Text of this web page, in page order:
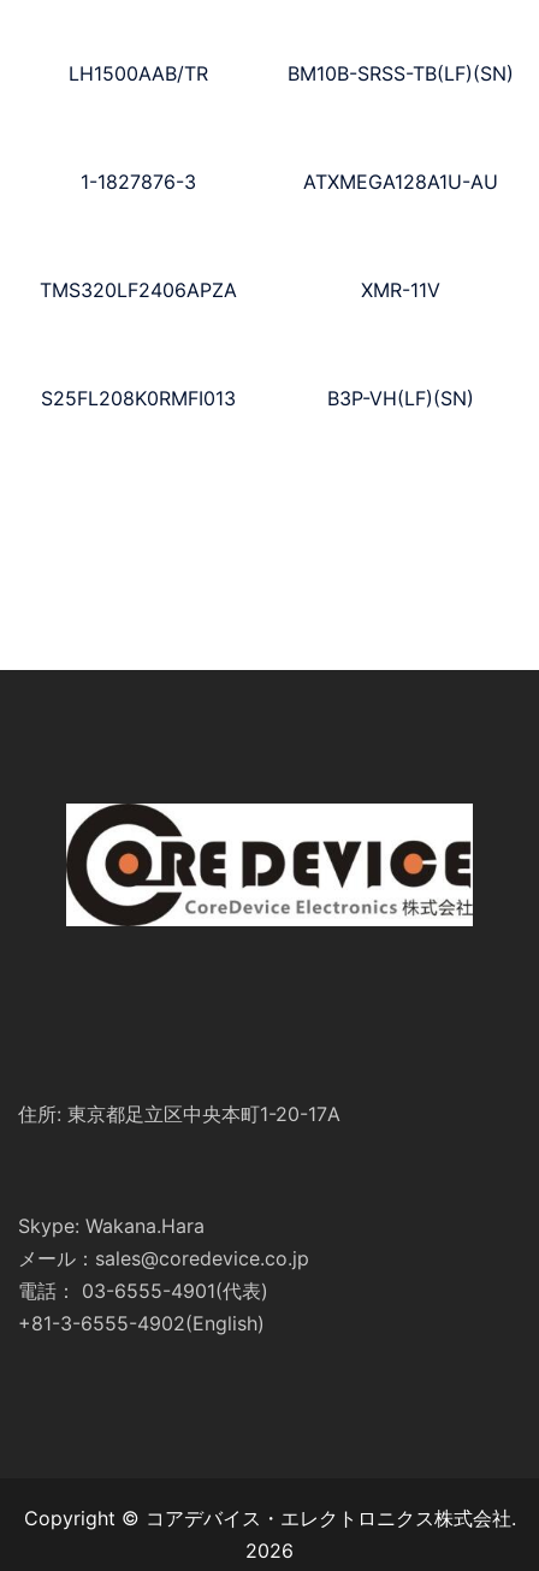
LH1500AAB/TR BM10B-SRSS-TB(LF)(SN)
1-1827876-3 ATXMEGA128A1U-AU
TMS320LF2406APZA XMR-11V
S25FL208K0RMFI013 B3P-VH(LF)(SN)
住所: 東京都足立区中央本町1-20-17A
Skype: Wakana.Hara
メール：sales@coredevice.co.jp
電話： 03-6555-4901(代表)
+81-3-6555-4902(English)
Copyright © コアデバイス・エレクトロニクス株式会社.
2026